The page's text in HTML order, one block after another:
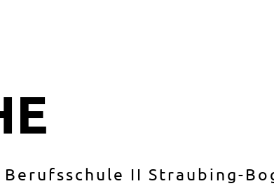
II Straubing-